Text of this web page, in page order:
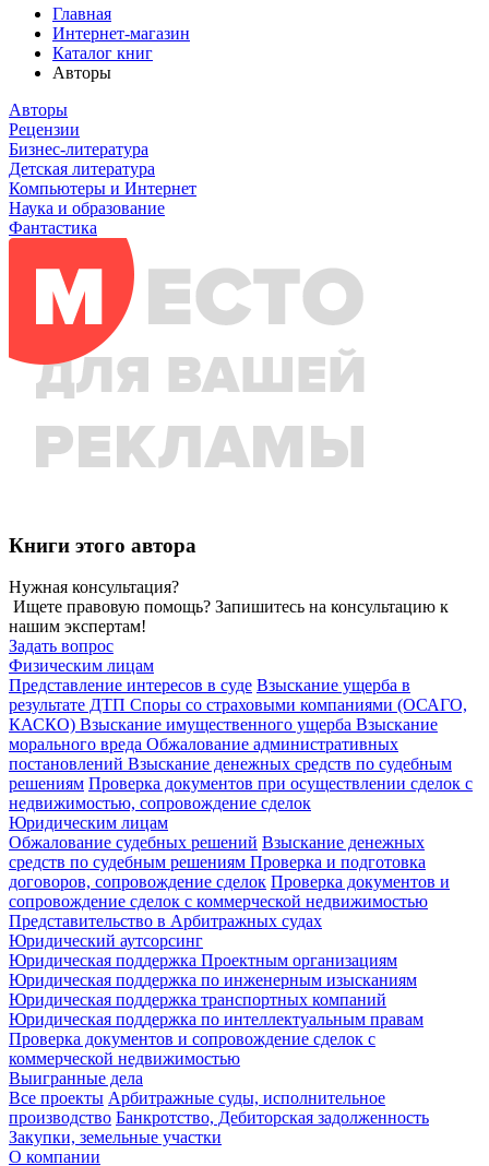
Главная
Интернет-магазин
Каталог книг
Авторы
Авторы
Рецензии
Бизнес-литература
Детская литература
Компьютеры и Интернет
Наука и образование
Фантастика
Книги этого автора
Нужная консультация?
Ищете правовую помощь? Запишитесь на консультацию к
нашим экспертам!
Задать вопрос
Физическим лицам
Представление интересов в суде Взыскание ущерба в
результате ДТП Споры со страховыми компаниями (ОСАГО,
КАСКО) Взыскание имущественного ущерба Взыскание
морального вреда Обжалование административных
постановлений Взыскание денежных средств по судебным
решениям Проверка документов при осуществлении сделок с
недвижимостью, сопровождение сделок
Юридическим лицам
Обжалование судебных решений Взыскание денежных
средств по судебным решениям Проверка и подготовка
договоров, сопровождение сделок Проверка документов и
сопровождение сделок с коммерческой недвижимостью
Представительство в Арбитражных судах
Юридический аутсорсинг
Юридическая поддержка Проектным организациям
Юридическая поддержка по инженерным изысканиям
Юридическая поддержка транспортных компаний
Юридическая поддержка по интеллектуальным правам
Проверка документов и сопровождение сделок с
коммерческой недвижимостью
Выигранные дела
Все проекты Арбитражные суды, исполнительное
производство Банкротство, Дебиторская задолженность
Закупки, земельные участки
О компании